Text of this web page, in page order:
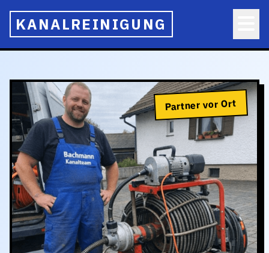
KANALREINIGUNG
Partner vor Ort